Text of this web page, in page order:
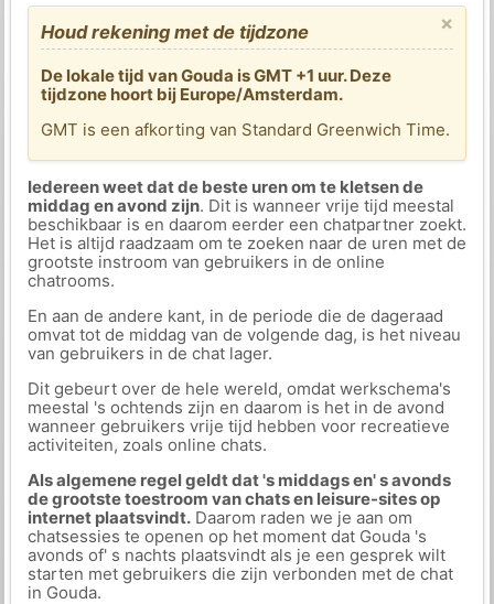
×
Houd rekening met de tijdzone
De lokale tijd van Gouda is GMT +1 uur. Deze
tijdzone hoort bij Europe/Amsterdam.
GMT is een afkorting van Standard Greenwich Time.
Iedereen weet dat de beste uren om te kletsen de
middag en avond zijn. Dit is wanneer vrije tijd meestal
beschikbaar is en daarom eerder een chatpartner zoekt.
Het is altijd raadzaam om te zoeken naar de uren met de
grootste instroom van gebruikers in de online
chatrooms.
En aan de andere kant, in de periode die de dageraad
omvat tot de middag van de volgende dag, is het niveau
van gebruikers in de chat lager.
Dit gebeurt over de hele wereld, omdat werkschema's
meestal 's ochtends zijn en daarom is het in de avond
wanneer gebruikers vrije tijd hebben voor recreatieve
activiteiten, zoals online chats.
Als algemene regel geldt dat 's middags en' s avonds
de grootste toestroom van chats en leisure-sites op
internet plaatsvindt.Daarom raden we je aan om
chatsessies te openen op het moment dat Gouda 's
avonds of' s nachts plaatsvindt als je een gesprek wilt
starten met gebruikers die zijn verbonden met de chat
in Gouda.